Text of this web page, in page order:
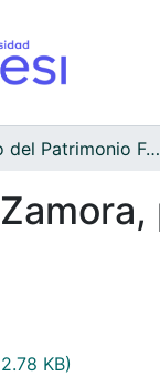
Archivo del Patrimonio Fotográfico y Fílmico del Valle del Cauca
KB)